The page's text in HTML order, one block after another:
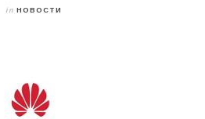
in НОВОСТИ